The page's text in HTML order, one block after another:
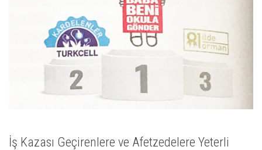
İş Kazası Geçirenlere ve Afetzedelere Yeterli